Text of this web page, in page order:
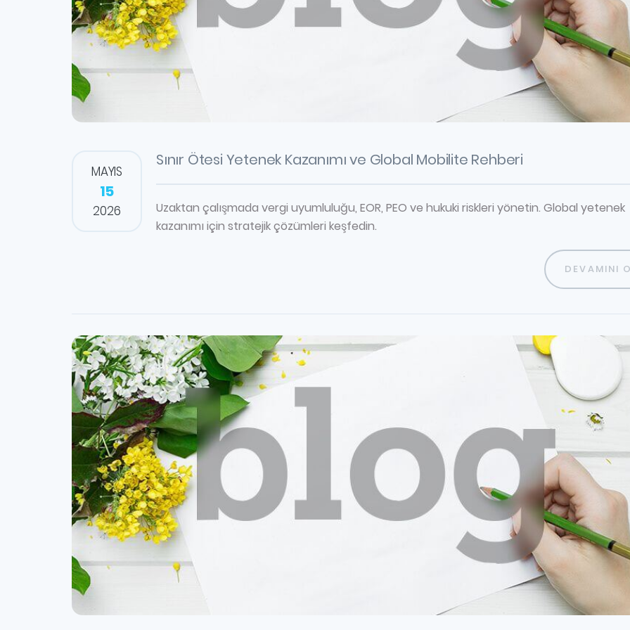
MAYIS
15
2026
Sınır Ötesi Yetenek Kazanımı ve Global Mobilite Rehberi
Uzaktan çalışmada vergi uyumluluğu, EOR, PEO ve hukuki riskleri yönetin. Global yetenek
kazanımı için stratejik çözümleri keşfedin.
DEVAMINI